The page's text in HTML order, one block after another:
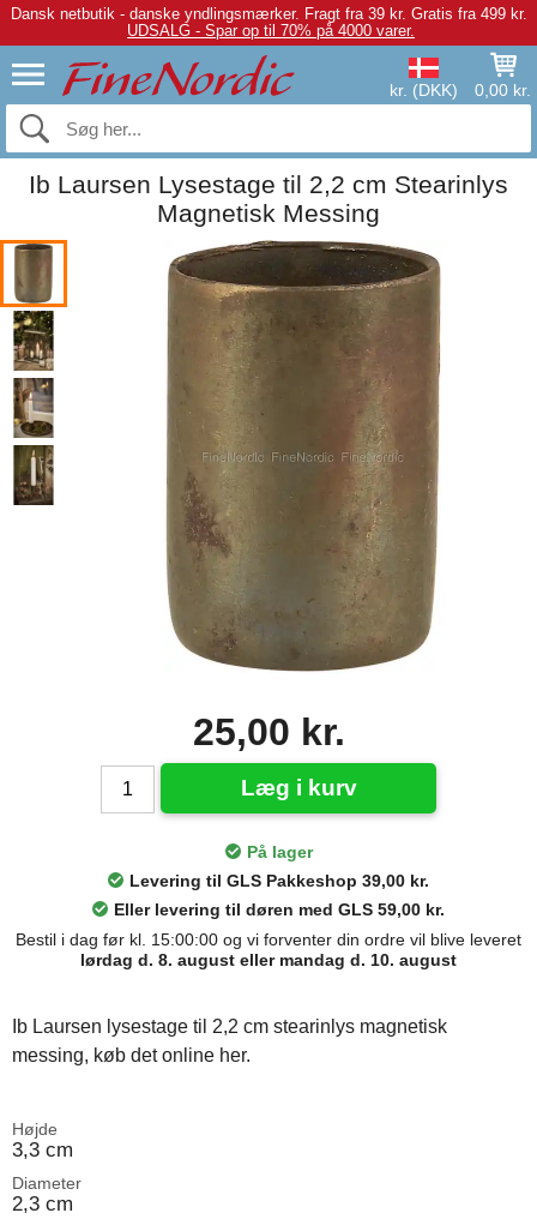
Dansk netbutik - danske yndlingsmærker. Fragt fra 39 kr. Gratis fra 499 kr.
UDSALG - Spar op til 70% på 4000 varer.
kr. (DKK) 0,00 kr.
Ib Laursen Lysestage til 2,2 cm Stearinlys
Magnetisk Messing
25,00 kr.
Læg i kurv
På lager
Levering til GLS Pakkeshop 39,00 kr.
Eller levering til døren med GLS 59,00 kr.
Bestil i dag før kl. 15:00:00 og vi forventer din ordre vil blive leveret
lørdag d. 8. august eller mandag d. 10. august
Ib Laursen lysestage til 2,2 cm stearinlys magnetisk
messing, køb det online her.
Højde
3,3 cm
Diameter
2,3 cm